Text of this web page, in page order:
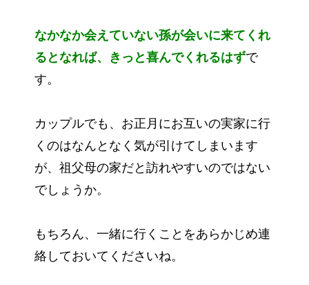
なかなか会えていない孫が会いに来てくれ
るとなれば、きっと喜んでくれるはずで
す。
カップルでも、お正月にお互いの実家に行
くのはなんとなく気が引けてしまいます
が、祖父母の家だと訪れやすいのではない
でしょうか。
もちろん、一緒に行くことをあらかじめ連
絡しておいてくださいね。